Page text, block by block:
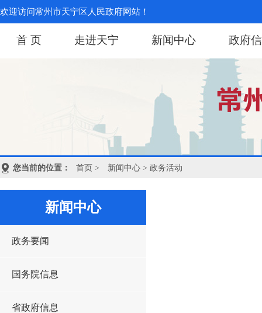
欢迎访问常州市天宁区人民政府网站！
首 页 走进天宁 新闻中心 政府
您当前的位置： 首页 > 新闻中心 > 政务活动
新闻中心
政务要闻
国务院信息
省政府信息